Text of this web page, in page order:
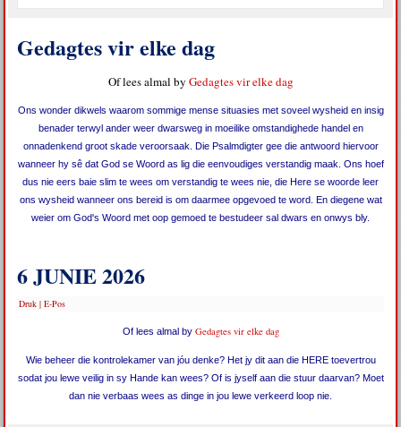
Gedagtes vir elke dag
Of lees almal by Gedagtes vir elke dag
Ons wonder dikwels waarom sommige mense situasies met soveel wysheid en insig
benader terwyl ander weer dwarsweg in moeilike omstandighede handel en
onnadenkend groot skade veroorsaak. Die Psalmdigter gee die antwoord hiervoor
wanneer hy sê dat God se Woord as lig die eenvoudiges verstandig maak. Ons hoef
dus nie eers baie slim te wees om verstandig te wees nie, die Here se woorde leer
ons wysheid wanneer ons bereid is om daarmee opgevoed te word. En diegene wat
weier om God's Woord met oop gemoed te bestudeer sal dwars en onwys bly.
6 JUNIE 2026
Druk |E-Pos
Of lees almal by Gedagtes vir elke dag
Wie beheer die kontrolekamer van jóu denke? Het jy dit aan die HERE toevertrou
sodat jou lewe veilig in sy Hande kan wees? Of is jyself aan die stuur daarvan? Moet
dan nie verbaas wees as dinge in jou lewe verkeerd loop nie.